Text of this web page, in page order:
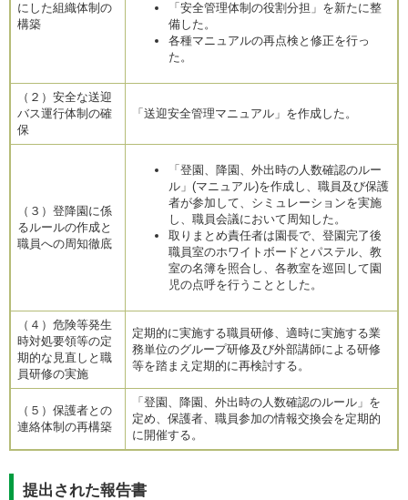
にした組織体制の
構築
「安全管理体制の役割分担」を新たに整
備した。
各種マニュアルの再点検と修正を行っ
た。
（２）安全な送迎
バス運行体制の確
保
「送迎安全管理マニュアル」を作成した。
（３）登降園に係
るルールの作成と
職員への周知徹底
「登園、降園、外出時の人数確認のルー
ル」(マニュアル)を作成し、職員及び保護
者が参加して、シミュレーションを実施
し、職員会議において周知した。
取りまとめ責任者は園長で、登園完了後
職員室のホワイトボードとパステル、教
室の名簿を照合し、各教室を巡回して園
児の点呼を行うこととした。
（４）危険等発生
時対処要領等の定
期的な見直しと職
員研修の実施
定期的に実施する職員研修、適時に実施する業
務単位のグループ研修及び外部講師による研修
等を踏まえ定期的に再検討する。
（５）保護者との
連絡体制の再構築
「登園、降園、外出時の人数確認のルール」を
定め、保護者、職員参加の情報交換会を定期的
に開催する。
提出された報告書